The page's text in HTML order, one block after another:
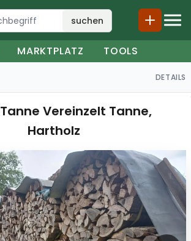
suchen
MARKTPLATZ TOOLS
DETAILS
Vereinzelt Tanne,
Hartholz